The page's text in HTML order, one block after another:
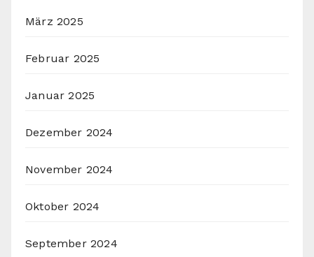
März 2025
Februar 2025
Januar 2025
Dezember 2024
November 2024
Oktober 2024
September 2024